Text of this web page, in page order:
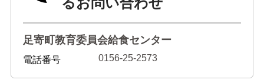
足寄町教育委員会給食センター
電話番号 0156-25-2573